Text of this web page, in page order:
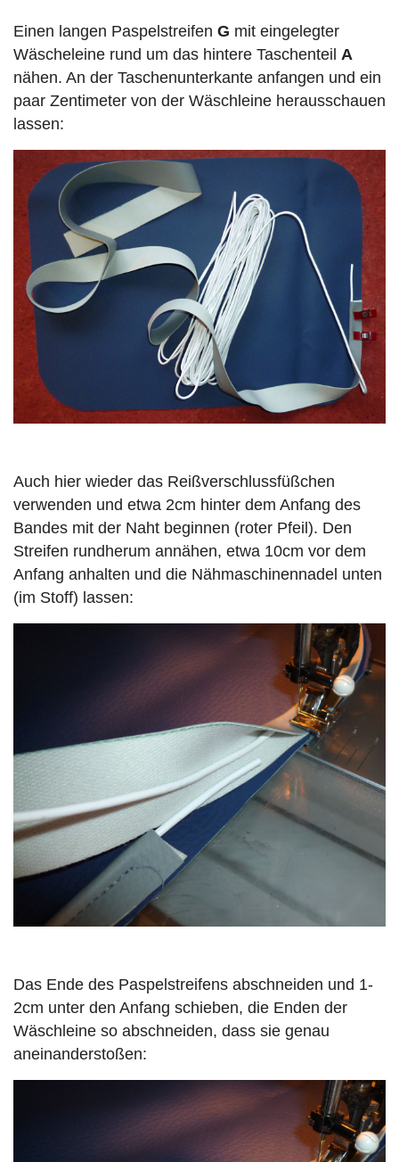
Einen langen Paspelstreifen G mit eingelegter
Wäscheleine rund um das hintere Taschenteil A
nähen. An der Taschenunterkante anfangen und ein
paar Zentimeter von der Wäschleine herausschauen
lassen:
Auch hier wieder das Reißverschlussfüßchen
verwenden und etwa 2cm hinter dem Anfang des
Bandes mit der Naht beginnen (roter Pfeil). Den
Streifen rundherum annähen, etwa 10cm vor dem
Anfang anhalten und die Nähmaschinennadel unten
(im Stoff) lassen:
Das Ende des Paspelstreifens abschneiden und 1-
2cm unter den Anfang schieben, die Enden der
Wäschleine so abschneiden, dass sie genau
aneinanderstoßen: